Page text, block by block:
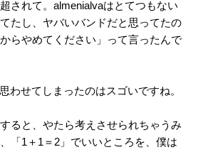
されて。almenialvaはとてつもない
たし、ヤバいバンドだと思ってたの
らやめてください」って言ったんで
わせてしまったのはスゴいですね。
ると、やたら考えさせられちゃうみ
「1＋1＝2」でいいところを、僕は